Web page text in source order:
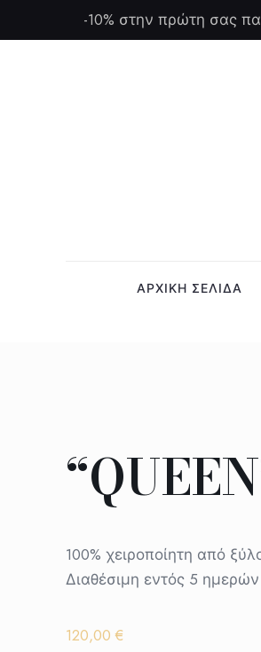
-10% στην πρώτη σας
ΑΡΧΙΚΗ ΣΕΛΙΔΑ
100% χειροποίητη από
Διαθέσιμη εντός 5
120,00€